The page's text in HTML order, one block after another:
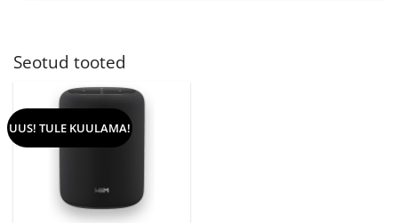
Seotud tooted
UUS! TULE KUULAMA!